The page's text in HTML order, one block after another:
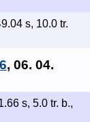
s, 10.0 tr.
, 06. 04.
s, 5.0 tr. b.,